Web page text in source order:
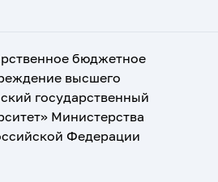
бюджетное
высшего
государственный
Министерства
Федерации